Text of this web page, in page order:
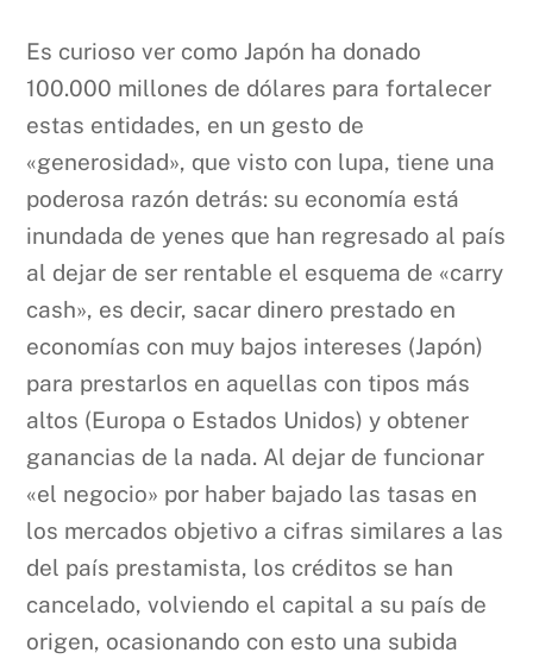
Es curioso ver como Japón ha donado
100.000 millones de dólares para fortalecer
estas entidades, en un gesto de
«generosidad», que visto con lupa, tiene una
poderosa razón detrás: su economía está
inundada de yenes que han regresado al país
al dejar de ser rentable el esquema de «carry
cash», es decir, sacar dinero prestado en
economías con muy bajos intereses (Japón)
para prestarlos en aquellas con tipos más
altos (Europa o Estados Unidos) y obtener
ganancias de la nada. Al dejar de funcionar
«el negocio» por haber bajado las tasas en
los mercados objetivo a cifras similares a las
del país prestamista, los créditos se han
cancelado, volviendo el capital a su país de
origen, ocasionando con esto una subida